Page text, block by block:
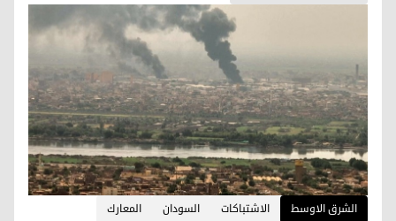
الشرق الاوسط الاشتباكات السودان المعارك